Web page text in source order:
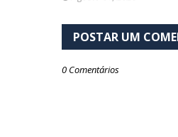
POSTAR UM
0 Comentários